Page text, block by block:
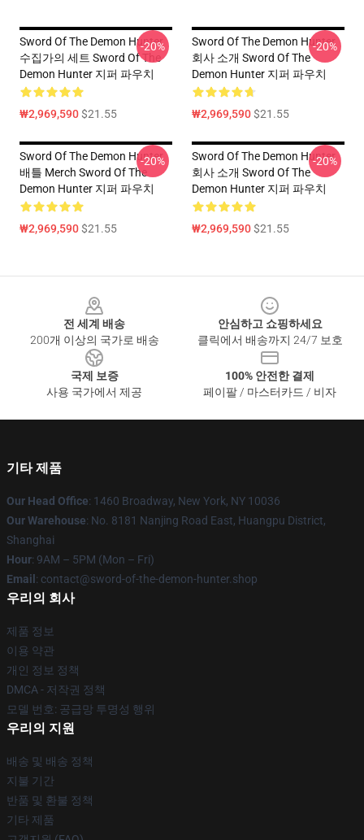
Sword Of The Demon Hunter
수집가의 세트 Sword Of The
Demon Hunter 지퍼 파우치
₩2,969,590$21.55
-20%
Sword Of The Demon Hunter
회사 소개 Sword Of The
Demon Hunter 지퍼 파우치
₩2,969,590$21.55
-20%
Sword Of The Demon Hunter
배틀 Merch Sword Of The
Demon Hunter 지퍼 파우치
₩2,969,590$21.55
-20%
Sword Of The Demon Hunter
회사 소개 Sword Of The
Demon Hunter 지퍼 파우치
₩2,969,590$21.55
-20%
전 세계 배송
200개 이상의 국가로 배송
안심하고 쇼핑하세요
클릭에서 배송까지 24/7 보호
국제 보증
사용 국가에서 제공
100% 안전한 결제
페이팔 / 마스터카드 / 비자
기타 제품
Our Head Office: 1460 Broadway, New York, NY 10036
Our Warehouse: No. 8181 Nanjing Road East, Huangpu District,
Shanghai
Hour: 9AM – 5PM (Mon – Fri)
Email : contact@sword-of-the-demon-hunter.shop
우리의 회사
제품 정보
이용 약관
개인 정보 정책
DMCA - 저작권 정책
모델 번호: 공급망 투명성 행위
우리의 지원
배송 및 배송 정책
지불 기간
반품 및 환불 정책
기타 제품